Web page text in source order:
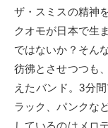
ザ・スミスの精神
クオモが日本で生
ではないか？そん
彷彿とさせつつも
えたバンド。3分
ラック、パンクな
しているのはメロ